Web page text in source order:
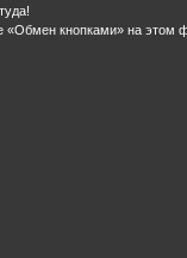
«Обмен кнопками» на этом